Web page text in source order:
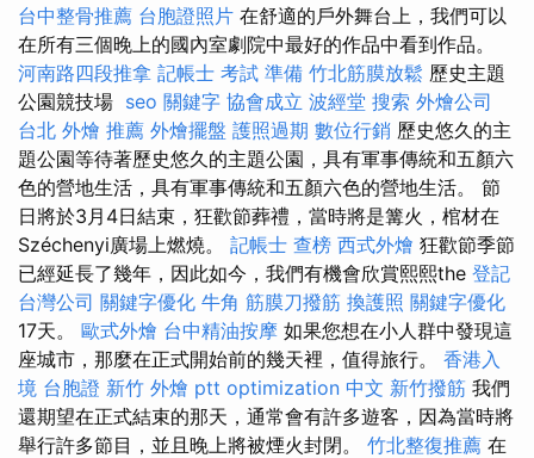
台中整骨推薦 台胞證照片 在舒適的戶外舞台上，我們可以
在所有三個晚上的國內室劇院中最好的作品中看到作品。
河南路四段推拿 記帳士 考試 準備 竹北筋膜放鬆 歷史主題
公園競技場 seo 關鍵字 協會成立 波經堂 搜索 外燴公司
台北 外燴 推薦 外燴擺盤 護照過期 數位行銷 歷史悠久的主
題公園等待著歷史悠久的主題公園，具有軍事傳統和五顏六
色的營地生活，具有軍事傳統和五顏六色的營地生活。 節
日將於3月4日結束，狂歡節葬禮，當時將是篝火，棺材在
Széchenyi廣場上燃燒。 記帳士 查榜 西式外燴 狂歡節季節
已經延長了幾年，因此如今，我們有機會欣賞熙熙the 登記
台灣公司 關鍵字優化 牛角 筋膜刀撥筋 換護照 關鍵字優化
17天。 歐式外燴 台中精油按摩 如果您想在小人群中發現這
座城市，那麼在正式開始前的幾天裡，值得旅行。 香港入
境 台胞證 新竹 外燴 ptt optimization 中文 新竹撥筋 我們
還期望在正式結束的那天，通常會有許多遊客，因為當時將
舉行許多節目，並且晚上將被煙火封閉。 竹北整復推薦 在